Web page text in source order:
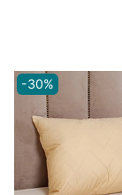
-30%